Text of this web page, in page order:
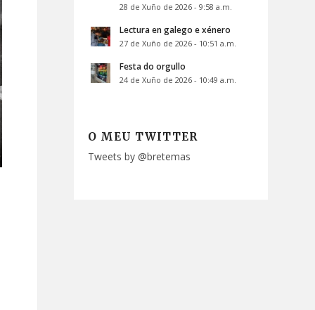
28 de Xuño de 2026 - 9:58 a.m.
Lectura en galego e xénero
27 de Xuño de 2026 - 10:51 a.m.
Festa do orgullo
24 de Xuño de 2026 - 10:49 a.m.
O MEU TWITTER
Tweets by @bretemas